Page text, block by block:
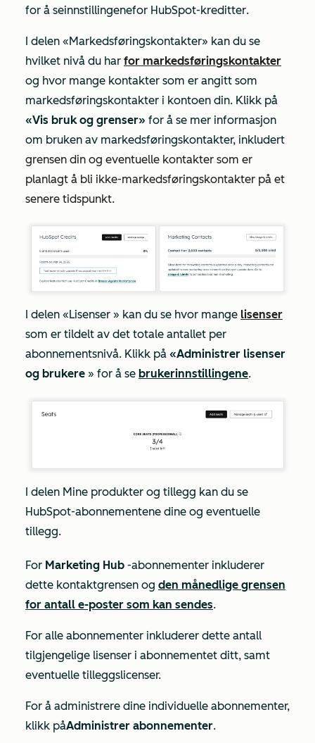
for å seinnstillingenefor HubSpot-kreditter.
I delen «Markedsføringskontakter» kan du se
hvilket nivå du har for markedsføringskontakter
og hvor mange kontakter som er angitt som
markedsføringskontakter i kontoen din. Klikk på
«Vis bruk og grenser» for å se mer informasjon
om bruken av markedsføringskontakter, inkludert
grensen din og eventuelle kontakter som er
planlagt å bli ikke-markedsføringskontakter på et
senere tidspunkt.
I delen «Lisenser » kan du se hvor mange lisenser
som er tildelt av det totale antallet per
abonnementsnivå. Klikk på «Administrer lisenser
og brukere » for å se brukerinnstillingene.
I delen Mine produkter og tillegg kan du se
HubSpot-abonnementene dine og eventuelle
tillegg.
For Marketing Hub -abonnementer inkluderer
dette kontaktgrensen og den månedlige grensen
for antall e-poster som kan sendes.
For alle abonnementer inkluderer dette antall
tilgjengelige lisenser i abonnementet ditt, samt
eventuelle tilleggslicenser.
For å administrere dine individuelle abonnementer,
klikk påAdministrer abonnementer.